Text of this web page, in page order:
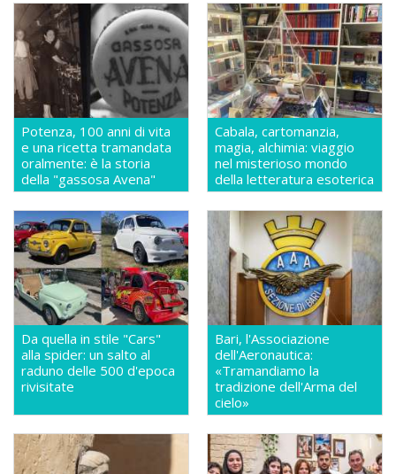
Potenza, 100 anni di vita
e una ricetta tramandata
oralmente: è la storia
della "gassosa Avena"
Cabala, cartomanzia,
magia, alchimia: viaggio
nel misterioso mondo
della letteratura esoterica
Da quella in stile "Cars"
alla spider: un salto al
raduno delle 500 d'epoca
rivisitate
Bari, l'Associazione
dell'Aeronautica:
«Tramandiamo la
tradizione dell'Arma del
cielo»